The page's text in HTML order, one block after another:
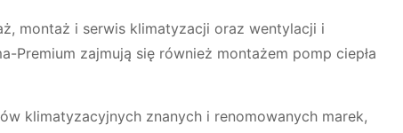
montaż i serwis klimatyzacji oraz wentylacji i
Premium zajmują się również montażem pomp ciepła
klimatyzacyjnych znanych i renomowanych marek,